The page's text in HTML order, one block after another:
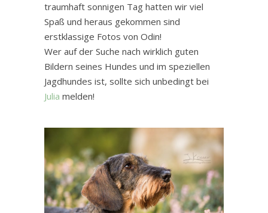
traumhaft sonnigen Tag hatten wir viel
Spaß und heraus gekommen sind
erstklassige Fotos von Odin!
Wer auf der Suche nach wirklich guten
Bildern seines Hundes und im speziellen
Jagdhundes ist, sollte sich unbedingt bei
Julia melden!